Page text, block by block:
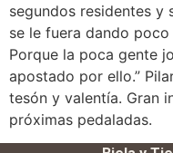
segundos residentes y
se le fuera dando
Porque la poca gente
apostado por ello.”
tesón y valentía. Gran
próximas pedaladas.